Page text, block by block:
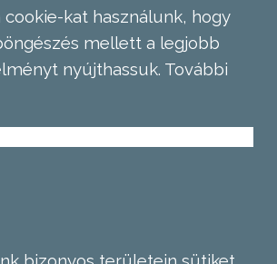
kat használunk, hogy
mellett a legjobb
nyújthassuk. További
bizonyos területein sütiket